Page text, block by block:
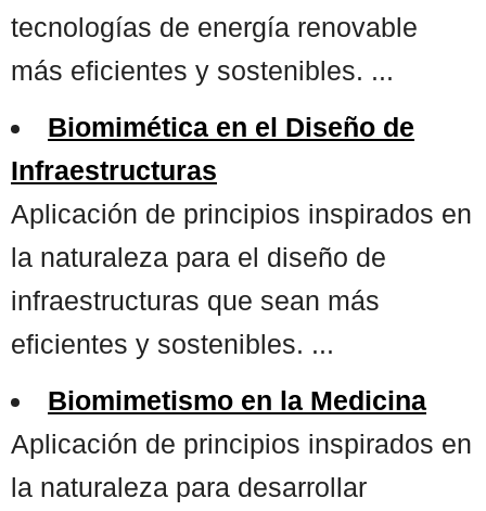
tecnologías de energía renovable
más eficientes y sostenibles. ...
Biomimética en el Diseño de
Infraestructuras
Aplicación de principios inspirados en
la naturaleza para el diseño de
infraestructuras que sean más
eficientes y sostenibles. ...
Biomimetismo en la Medicina
Aplicación de principios inspirados en
la naturaleza para desarrollar